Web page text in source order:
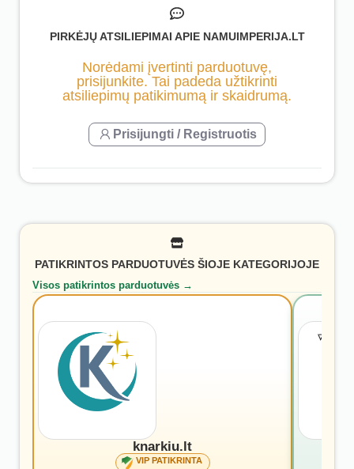
PIRKĖJŲ ATSILIEPIMAI APIE NAMUIMPERIJA.LT
Norėdami įvertinti parduotuvę,
prisijunkite. Tai padeda užtikrinti
atsiliepimų patikimumą ir skaidrumą.
Prisijungti / Registruotis
PATIKRINTOS PARDUOTUVĖS ŠIOJE KATEGORIJOJE
Visos patikrintos parduotuvės →
knarkiu.lt
VIP PATIKRINTA